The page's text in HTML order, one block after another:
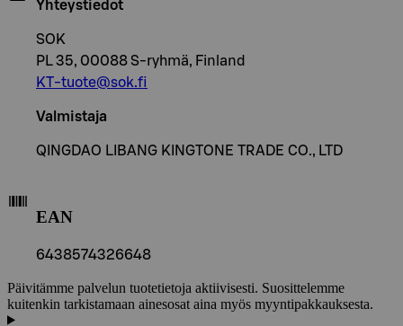
Yhteystiedot
SOK
PL 35, 00088 S-ryhmä, Finland
KT-tuote@sok.fi
Valmistaja
QINGDAO LIBANG KINGTONE TRADE CO., LTD
EAN
6438574326648
Päivitämme palvelun tuotetietoja aktiivisesti. Suosittelemme
kuitenkin tarkistamaan ainesosat aina myös myyntipakkauksesta.